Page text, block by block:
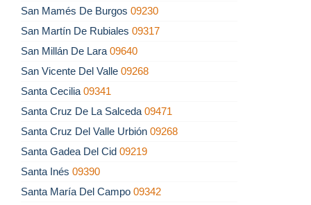
San Mamés De Burgos 09230
San Martín De Rubiales 09317
San Millán De Lara 09640
San Vicente Del Valle 09268
Santa Cecilia 09341
Santa Cruz De La Salceda 09471
Santa Cruz Del Valle Urbión 09268
Santa Gadea Del Cid 09219
Santa Inés 09390
Santa María Del Campo 09342